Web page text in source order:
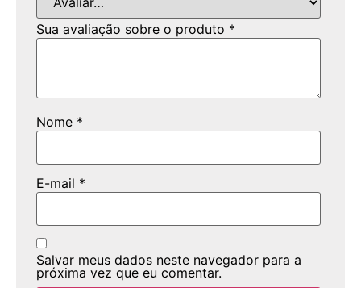
Sua avaliação sobre o produto *
Nome *
E-mail *
Salvar meus dados neste navegador para a
próxima vez que eu comentar.